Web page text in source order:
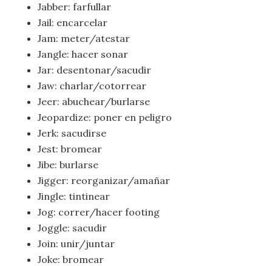
Jabber: farfullar
Jail: encarcelar
Jam: meter/atestar
Jangle: hacer sonar
Jar: desentonar/sacudir
Jaw: charlar/cotorrear
Jeer: abuchear/burlarse
Jeopardize: poner en peligro
Jerk: sacudirse
Jest: bromear
Jibe: burlarse
Jigger: reorganizar/amañar
Jingle: tintinear
Jog: correr/hacer footing
Joggle: sacudir
Join: unir/juntar
Joke: bromear